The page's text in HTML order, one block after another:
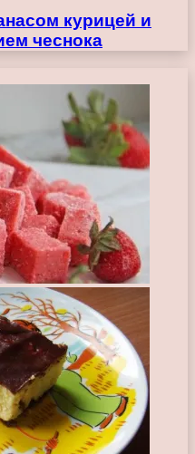
курицей и
чеснока